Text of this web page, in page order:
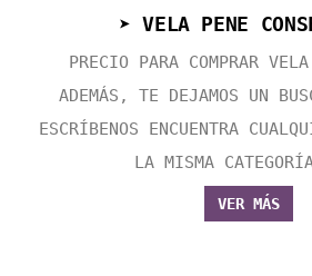
➤ VELA PENE
PRECIO PARA COMPRAR
ADEMÁS, TE DEJAMOS UN
ESCRÍBENOS ENCUENTRA
LA MISMA
VER MÁS